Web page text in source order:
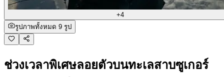
+4
รูปภาพทั้งหมด 9 รูป
ช่วงเวลาพิเศษลอยตัวบนทะเลสาบซูเกอร์